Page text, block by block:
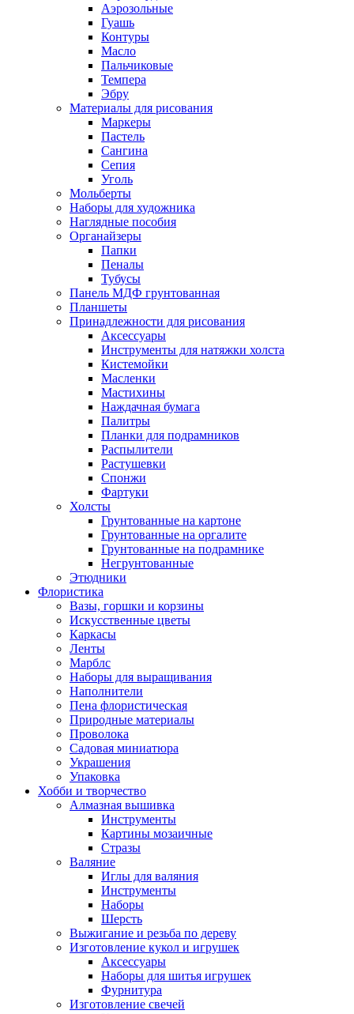
Аэрозольные
Гуашь
Контуры
Масло
Пальчиковые
Темпера
Эбру
Материалы для рисования
Маркеры
Пастель
Сангина
Сепия
Уголь
Мольберты
Наборы для художника
Наглядные пособия
Органайзеры
Папки
Пеналы
Тубусы
Панель МДФ грунтованная
Планшеты
Принадлежности для рисования
Аксессуары
Инструменты для натяжки холста
Кистемойки
Масленки
Мастихины
Наждачная бумага
Палитры
Планки для подрамников
Распылители
Растушевки
Спонжи
Фартуки
Холсты
Грунтованные на картоне
Грунтованные на оргалите
Грунтованные на подрамнике
Негрунтованные
Этюдники
Флористика
Вазы, горшки и корзины
Искусственные цветы
Каркасы
Ленты
Марблс
Наборы для выращивания
Наполнители
Пена флористическая
Природные материалы
Проволока
Садовая миниатюра
Украшения
Упаковка
Хобби и творчество
Алмазная вышивка
Инструменты
Картины мозаичные
Стразы
Валяние
Иглы для валяния
Инструменты
Наборы
Шерсть
Выжигание и резьба по дереву
Изготовление кукол и игрушек
Аксессуары
Наборы для шитья игрушек
Фурнитура
Изготовление свечей